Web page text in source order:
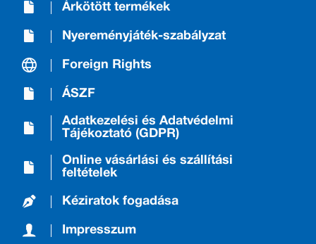
Árkötött termékek
Nyereményjáték-szabályzat
Foreign Rights
ÁSZF
Adatkezelési és Adatvédelmi
Tájékoztató (GDPR)
Online vásárlási és szállítási
feltételek
Kéziratok fogadása
Impresszum